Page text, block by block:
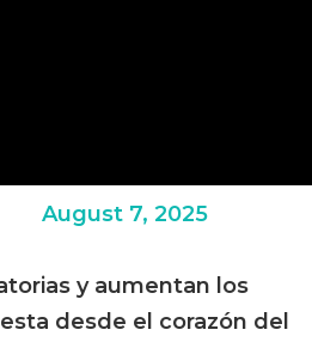
August 7, 2025
y aumentan los
desde el corazón del